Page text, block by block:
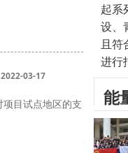
2022-03-17
目试点地区的支
起系
设、
且符
进行
能